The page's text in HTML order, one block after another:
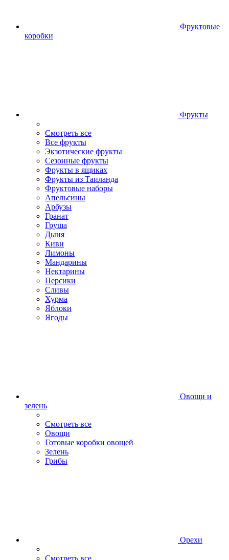
Фруктовые
коробки
Фрукты
Смотреть все
Все фрукты
Экзотические фрукты
Сезонные фрукты
Фрукты в ящиках
Фрукты из Таиланда
Фруктовые наборы
Апельсины
Арбузы
Гранат
Груша
Дыня
Киви
Лимоны
Мандарины
Нектарины
Персики
Сливы
Хурма
Яблоки
Ягоды
Овощи и
зелень
Смотреть все
Овощи
Готовые коробки овощей
Зелень
Грибы
Орехи